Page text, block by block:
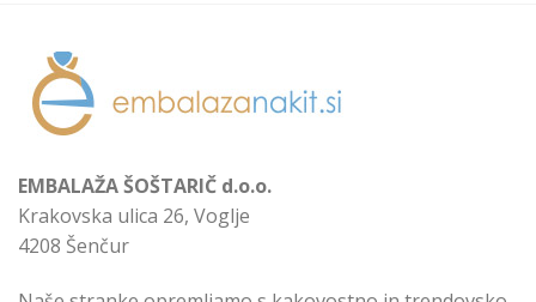
EMBALAŽA ŠOŠTARIČ d.o.o.
Krakovska ulica 26, Voglje
4208 Šenčur